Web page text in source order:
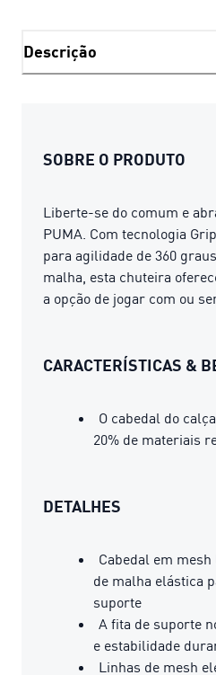
Descrição
SOBRE O PRODUTO
Liberte-se do comum e
PUMA. Com tecnologia
para agilidade de 360
malha, esta chuteira
a opção de jogar com ou
CARACTERÍSTICAS &
O cabedal do
20% de materiais
DETALHES
Cabedal em
de malha elástica
suporte
A fita de suporte
e estabilidade
Linhas de mesh